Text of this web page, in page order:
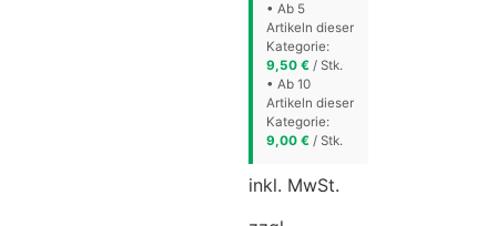
• Ab 5
Artikeln dieser
Kategorie:
9,50 € / Stk.
• Ab 10
Artikeln dieser
Kategorie:
9,00 € / Stk.
inkl. MwSt.